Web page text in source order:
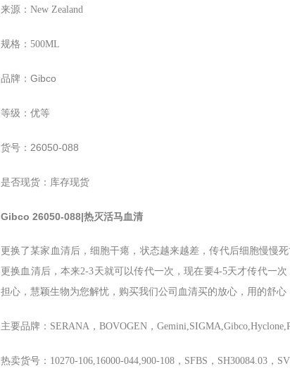
来源：New Zealand
规格：500ML
品牌： Gibco
等级：优等
货号： 26050-088
是否现货：库存现货
Gibco 26050-088|热灭活马血清
更换了某家血清后，细胞干瘪，状态越来越差，传代后细胞慢慢
更换血清后，本来2-3天就可以传代一次，现在要4-5天才传代一
担心，慧颖生物为您解忧，购买我们公司血清买的放心，用的舒心
主要品牌：SERANA，BOVOGEN，
热卖货号：10270-106,16000-044,900-108，SFBS，SH30084.03，